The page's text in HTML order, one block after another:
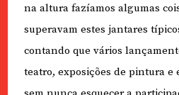
na altura fazíamos algumas
superavam estes jantares
contando que vários
teatro, exposições de pintura e